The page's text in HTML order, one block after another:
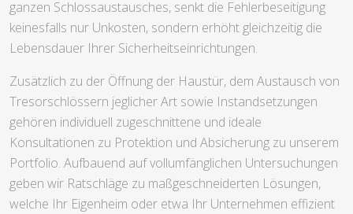
ganzen Schlossaustausches, senkt die Fehlerbeseitigung
keinesfalls nur Unkosten, sondern erhöht gleichzeitig die
Lebensdauer Ihrer Sicherheitseinrichtungen.
Zusätzlich zu der Öffnung der Haustür, dem Austausch von
Tresorschlössern jeglicher Art sowie Instandsetzungen
gehören individuell zugeschnittene und ideale
Konsultationen zu Protektion und Absicherung zu unserem
Portfolio. Aufbauend auf vollumfänglichen Untersuchungen
geben wir Ratschläge zu maßgeschneiderten Lösungen,
welche Ihr Eigenheim oder etwa Ihr Unternehmen effizient